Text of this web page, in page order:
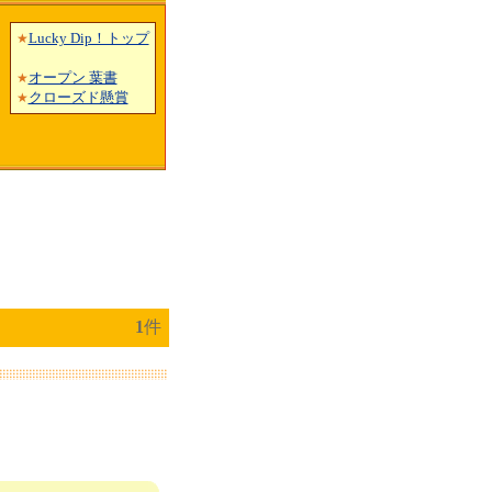
★Lucky Dip！トップ
★オープン 葉書
★クローズド懸賞
1件